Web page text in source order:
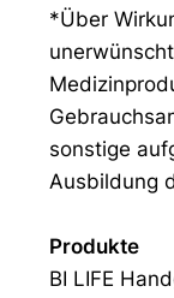
*Über
sonstige
Ausbildung
Produkte
BI LIFE